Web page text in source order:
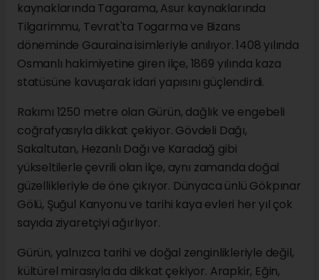
kaynaklarında Tagarama, Asur kaynaklarında
Tilgarimmu, Tevrat'ta Togarma ve Bizans
döneminde Gauraina isimleriyle anılıyor. 1408 yılında
Osmanlı hakimiyetine giren ilçe, 1869 yılında kaza
statüsüne kavuşarak idari yapısını güçlendirdi.
Rakımı 1250 metre olan Gürün, dağlık ve engebeli
coğrafyasıyla dikkat çekiyor. Gövdeli Dağı,
Sakaltutan, Hezanlı Dağı ve Karadağ gibi
yükseltilerle çevrili olan ilçe, aynı zamanda doğal
güzellikleriyle de öne çıkıyor. Dünyaca ünlü Gökpınar
Gölü, Şuğul Kanyonu ve tarihi kaya evleri her yıl çok
sayıda ziyaretçiyi ağırlıyor.
Gürün, yalnızca tarihi ve doğal zenginlikleriyle değil,
kültürel mirasıyla da dikkat çekiyor. Arapkir, Eğin,